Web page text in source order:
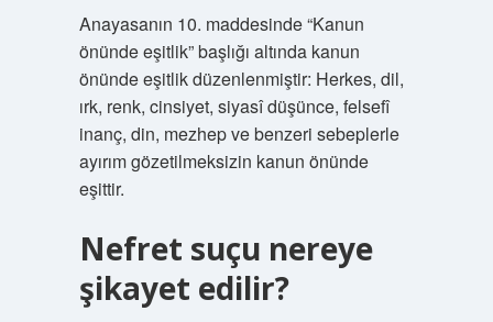
Anayasanın 10. maddesinde “Kanun
önünde eşitlik” başlığı altında kanun
önünde eşitlik düzenlenmiştir: Herkes, dil,
ırk, renk, cinsiyet, siyasî düşünce, felsefî
inanç, din, mezhep ve benzeri sebeplerle
ayırım gözetilmeksizin kanun önünde
eşittir.
Nefret suçu nereye
şikayet edilir?